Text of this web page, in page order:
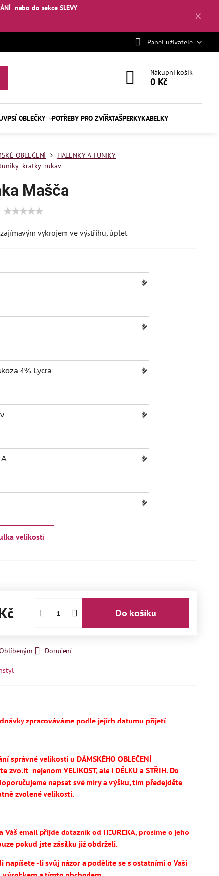
✕
nebodo sekce SLEVY
Panel uživatele
Nákupní košík
0 Kč
PSÍ OBLEČKY POTŘEBY PRO ZVÍŘATAŠPERKYKABELKY
OBLEČENÍ
HALENKY A TUNIKY
kratky -rukav
Mašča
výkrojem ve výstřihu, úplet
velikostí
Do košíku
Doručení
zpracováváme podle jejich datumu přijetí.
správné velikosti u DÁMSKÉHO OBLEČENÍ
zvolitnejenom VELIKOST, ale i DÉLKU a STŘIH. Do
napsat své míry a výšku, tím předejděte
zvolené velikosti.
Váš email přijde dotazník od HEUREKA, prosíme o jeho
pokud jste zásilku již obdrželi.
napíšete -li svůj názor a podělíte se s ostatními o Vaši